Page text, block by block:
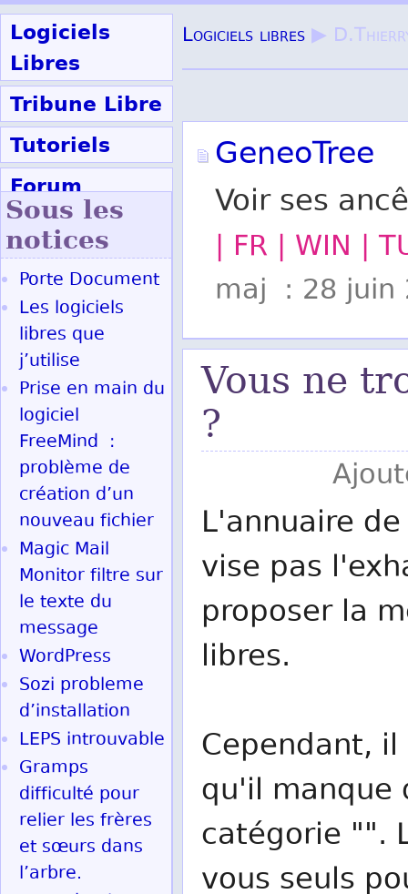
Logiciels
Libres
Tribune Libre
Tutoriels
Forum
Participer
Logiciels libres ▶
GeneoTree
Voir ses
| FR | WIN |
maj : 28 juin
Vous ne
?
L'annuaire
vise pas
proposer la
libres.
Cependant,
qu'il manque
catégorie "".
vous seuls
Sous les
notices
Porte Document
Les logiciels
libres que
j’utilise
Prise en main du
logiciel
FreeMind :
problème de
création d’un
nouveau fichier
Magic Mail
Monitor filtre sur
le texte du
message
WordPress
Sozi probleme
d’installation
LEPS introuvable
Gramps
difficulté pour
relier les frères
et sœurs dans
l’arbre.